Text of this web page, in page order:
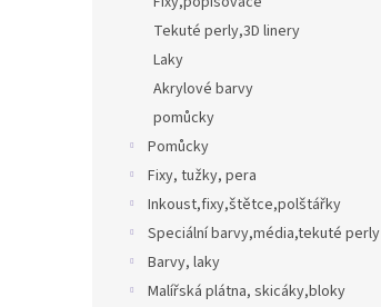
Tekuté perly,3D linery
Laky
Akrylové barvy
pomůcky
Pomůcky
Fixy, tužky, pera
Inkoust,fixy,štětce,polštářky
Speciální barvy,média,tekuté perly
Barvy, laky
Malířská plátna, skicáky,bloky